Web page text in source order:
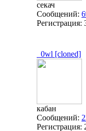
секач
Сообщений:
Регистрация:
_0wl [cloned]
кабан
Сообщений:
Регистрация: